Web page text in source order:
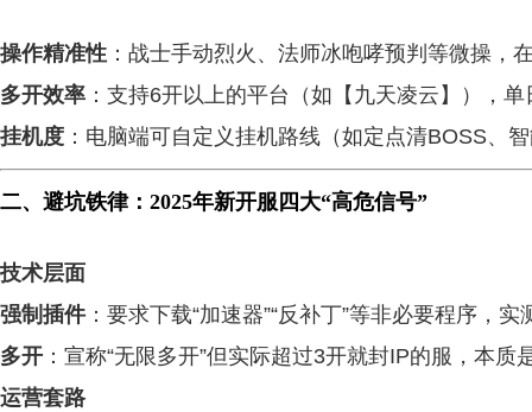
操作精准性 ：战士手动烈火、法师冰咆哮预判等微操，
多开效率 ：支持6开以上的平台（如【九天凌云】），
挂机度 ：电脑端可自定义挂机路线（如定点清BOSS、
二、避坑铁律：2025年新开服四大“高危信号”
技术层面
强制插件：要求下载“加速器”“反补丁”等非必要程序，
多开 ：宣称“无限多开”但实际超过3开就封IP的服，本
运营套路